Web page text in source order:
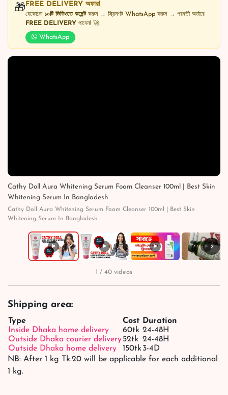
🎁 FREE DELIVERY অফার!
যেকোনো ১০টি ভিডিওতে কমেন্টকরুন → স্ক্রিনশট WhatsApp করুন → পরবর্তী অর্ডারে
FREE DELIVERY পাবেন! 🚀
WhatsApp
Cathy Doll Aura Whitening Serum Foam Cleanser 100ml | Best Skin
Whitening Serum In Bangladesh
Cathy Doll Aura Whitening Serum Foam Cleanser 100ml | Best Skin
Whitening Serum In Bangladesh
▶ ▶ ▶ ▶ ›
1 / 40 videos
Shipping area:
Type Cost Duration
Inside Dhaka home delivery
60tk 24-48H
Outside Dhaka courier delivery52tk 24-48H
Outside Dhaka home delivery
150tk3-4D
NB: After 1 kg Tk.20 will be applicable for each additional
1 kg.